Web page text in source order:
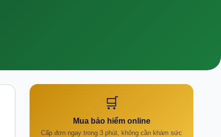
🛒
Mua bảo hiểm online
Cấp đơn ngay trong 3 phút, không cần khám sức